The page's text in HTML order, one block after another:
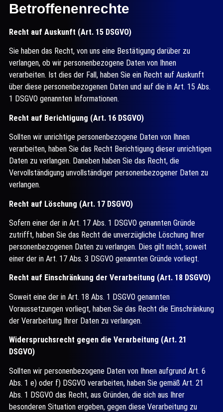
Betroffenenrechte
Recht auf Auskunft (Art. 15 DSGVO)
Sie haben das Recht, von uns eine Bestätigung darüber zu
verlangen, ob wir personenbezogene Daten von Ihnen
verarbeiten. Ist dies der Fall, haben Sie ein Recht auf Auskunft
über diese personenbezogenen Daten und auf die in Art. 15 Abs.
1 DSGVO genannten Informationen.
Recht auf Berichtigung (Art. 16 DSGVO)
Sollten wir unrichtige personenbezogene Daten von Ihnen
verarbeiten, haben Sie das Recht Berichtigung dieser unrichtigen
Daten zu verlangen. Daneben haben Sie das Recht, die
Vervollständigung unvollständiger personenbezogener Daten zu
verlangen.
Recht auf Löschung (Art. 17 DSGVO)
Sofern einer der in Art. 17 Abs. 1 DSGVO genannten Gründe
zutrifft, haben Sie das Recht die unverzügliche Löschung Ihrer
personenbezogenen Daten zu verlangen. Dies gilt nicht, soweit
einer der in Art. 17 Abs. 3 DSGVO genannten Gründe vorliegt.
Recht auf Einschränkung der Verarbeitung (Art. 18 DSGVO)
Soweit eine der in Art. 18 Abs. 1 DSGVO genannten
Voraussetzungen vorliegt, haben Sie das Recht die Einschränkung
der Verarbeitung Ihrer Daten zu verlangen.
Widerspruchsrecht gegen die Verarbeitung (Art. 21
DSGVO)
Sollten wir personenbezogene Daten von Ihnen aufgrund Art. 6
Abs. 1 e) oder f) DSGVO verarbeiten, haben Sie gemäß Art. 21
Abs. 1 DSGVO das Recht, aus Gründen, die sich aus Ihrer
besonderen Situation ergeben, gegen diese Verarbeitung zu